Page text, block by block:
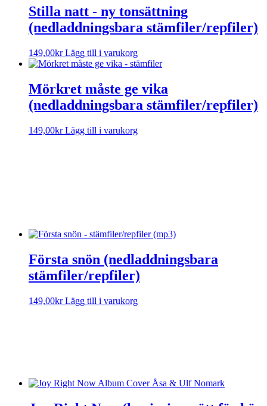
Stilla natt - ny tonsättning
(nedladdningsbara stämfiler/repfiler)
149,00kr Lägg till i varukorg
Mörkret måste ge vika
(nedladdningsbara stämfiler/repfiler)
149,00kr Lägg till i varukorg
Första snön (nedladdningsbara
stämfiler/repfiler)
149,00kr Lägg till i varukorg